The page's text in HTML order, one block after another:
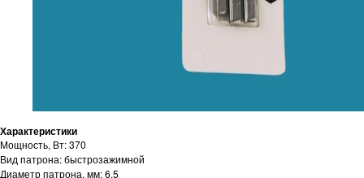
Характеристики
Мощность, Вт: 370
Вид патрона: быстрозажимной
Диаметр патрона, мм: 6.5